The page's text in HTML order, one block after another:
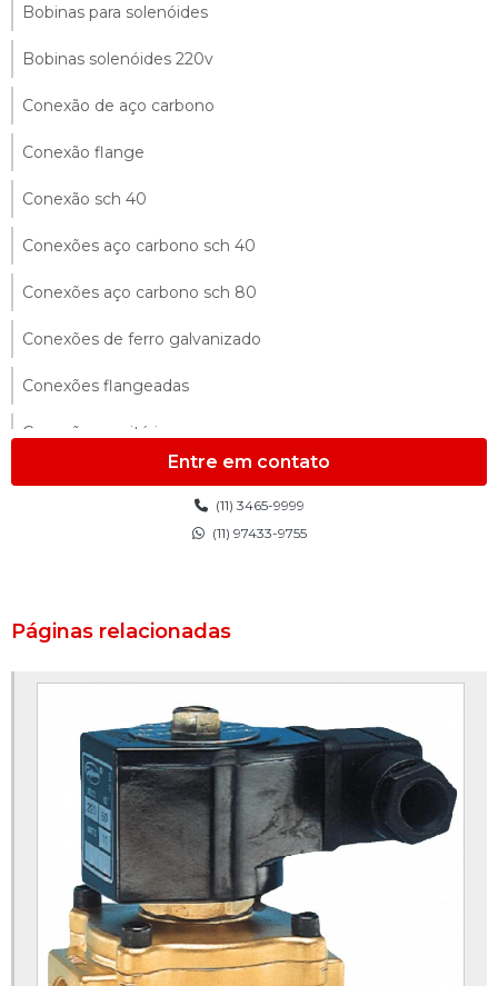
Bobinas para solenóides
Bobinas solenóides 220v
Conexão de aço carbono
Conexão flange
Conexão sch 40
Conexões aço carbono sch 40
Conexões aço carbono sch 80
Conexões de ferro galvanizado
Conexões flangeadas
Conexões sanitárias
Distribuidor de flanges
Distribuidor de válvulas solenóides
Engate rápido industrial
Engate rápido inox
Engate rápido para mangueira industrial
Engate rápido tipo camlock
Fabricante de flanges em aço inox
Fabricante de válvula esfera
Entre em contato
(11) 3465-9999
(11) 97433-9755
Páginas relacionadas